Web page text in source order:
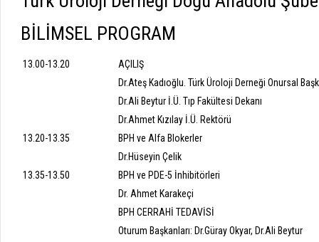
BİLİMSEL PROGRAM
13.00-13.20
AÇILIŞ
Dr.Ateş Kadıoğlu. Türk Üroloji Derneği Onursal
Dr.Ali Beytur İ.Ü. Tıp Fakültesi Dekanı
Dr.Ahmet Kızılay İ.Ü. Rektörü
13.20-13.35
BPH ve Alfa Blokerler
Dr.Hüseyin Çelik
13.35-13.50
BPH ve PDE-5 İnhibitörleri
Dr. Ahmet Karakeçi
BPH CERRAHİ TEDAVİSİ
Oturum Başkanları: Dr.Güray Okyar, Dr.Ali Beytur